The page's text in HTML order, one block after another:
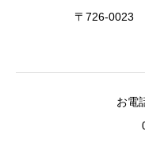
〒726-0023
お電